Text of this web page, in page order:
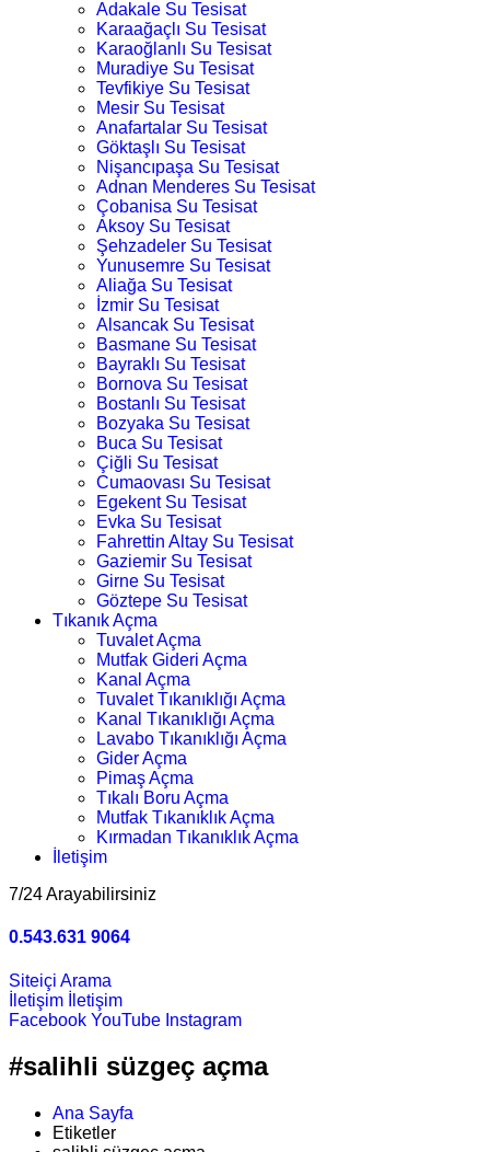
Adakale Su Tesisat
Karaağaçlı Su Tesisat
Karaoğlanlı Su Tesisat
Muradiye Su Tesisat
Tevfikiye Su Tesisat
Mesir Su Tesisat
Anafartalar Su Tesisat
Göktaşlı Su Tesisat
Nişancıpaşa Su Tesisat
Adnan Menderes Su Tesisat
Çobanisa Su Tesisat
Aksoy Su Tesisat
Şehzadeler Su Tesisat
Yunusemre Su Tesisat
Aliağa Su Tesisat
İzmir Su Tesisat
Alsancak Su Tesisat
Basmane Su Tesisat
Bayraklı Su Tesisat
Bornova Su Tesisat
Bostanlı Su Tesisat
Bozyaka Su Tesisat
Buca Su Tesisat
Çiğli Su Tesisat
Cumaovası Su Tesisat
Egekent Su Tesisat
Evka Su Tesisat
Fahrettin Altay Su Tesisat
Gaziemir Su Tesisat
Girne Su Tesisat
Göztepe Su Tesisat
Tıkanık Açma
Tuvalet Açma
Mutfak Gideri Açma
Kanal Açma
Tuvalet Tıkanıklığı Açma
Kanal Tıkanıklığı Açma
Lavabo Tıkanıklığı Açma
Gider Açma
Pimaş Açma
Tıkalı Boru Açma
Mutfak Tıkanıklık Açma
Kırmadan Tıkanıklık Açma
İletişim
7/24 Arayabilirsiniz
0.543.631 9064
Siteiçi Arama
İletişim
İletişim
Facebook YouTube Instagram
#salihli süzgeç açma
Ana Sayfa
Etiketler